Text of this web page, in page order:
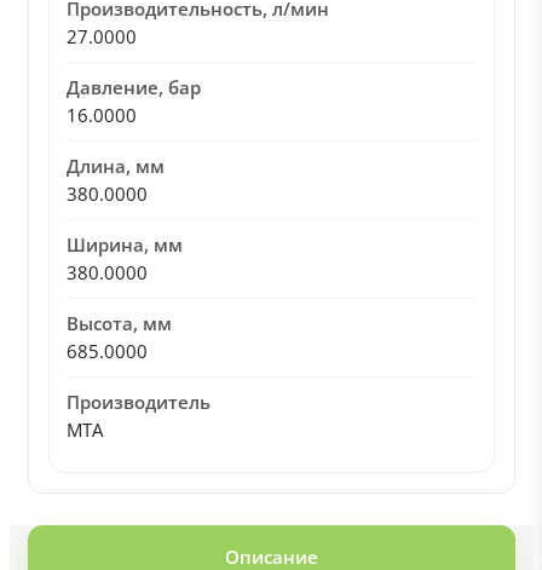
Производительность, л/мин
27.0000
Давление, бар
16.0000
Длина, мм
380.0000
Ширина, мм
380.0000
Высота, мм
685.0000
Производитель
MTA
Описание